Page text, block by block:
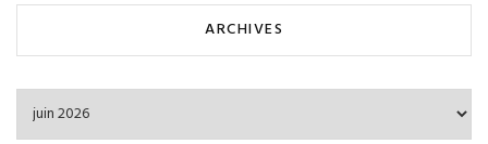
ARCHIVES